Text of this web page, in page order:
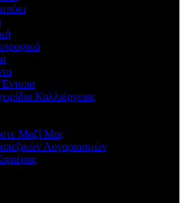
Έντυπα
Καλλιέργειας
Μαζί Μας
Λογαριασμών